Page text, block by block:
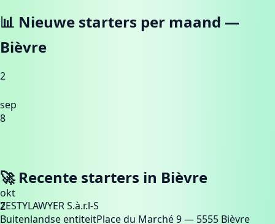
📊 Nieuwe starters per maand —
Bièvre
2
sep
8
okt
2
🚀 Recente starters in Bièvre
ZESTYLAWYER S.à.r.l-S
Buitenlandse entiteitPlace du Marché 9— 5555 Bièvre